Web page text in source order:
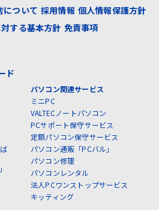
について 採用情報 個人情報保護方針
する基本方針 免責事項
ド
パソコン関連サービス
ミニPC
VALTECノートパソコン
PCサポート保守サービス
定額パソコン保守サービス
パソコン通販「PCバル」
パソコン修理
パソコンレンタル
法人PCワンストップサービス
キッティング